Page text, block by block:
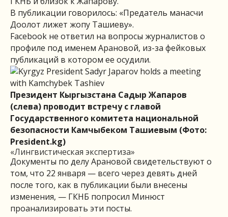
В публикации говорилось: «Предатель манасчи
Доолот лижет жопу Ташиеву».
Facebook не ответил на вопросы журналистов о
профиле под именем Арановой, из-за фейковых
публикаций в котором ее осудили.
Президент Кыргызстана Садыр Жапаров
(слева) проводит встречу с главой
Государственного комитета национальной
безопасности Камчыбеком Ташиевым (Фото:
President.kg)
«Лингвистическая экспертиза»
Документы по делу Арановой свидетельствуют о
том, что 22 января — всего через девять дней
после того, как в публикации были внесены
изменения, — ГКНБ попросил Минюст
проанализировать эти посты.